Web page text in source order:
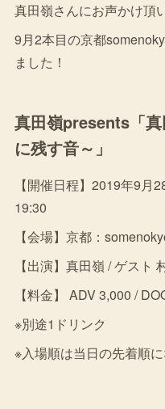
真田嶺さんにお声かけ頂い
9月2本目の京都
ました！
真田嶺presents「
に残す音～」
【開催日程】2019年9月
19:30
【会場】京都：
【出演】真田嶺 / ゲスト
【料金】 ADV 3,000 /
※別途1ドリンク
※入場順は当日の先着順に